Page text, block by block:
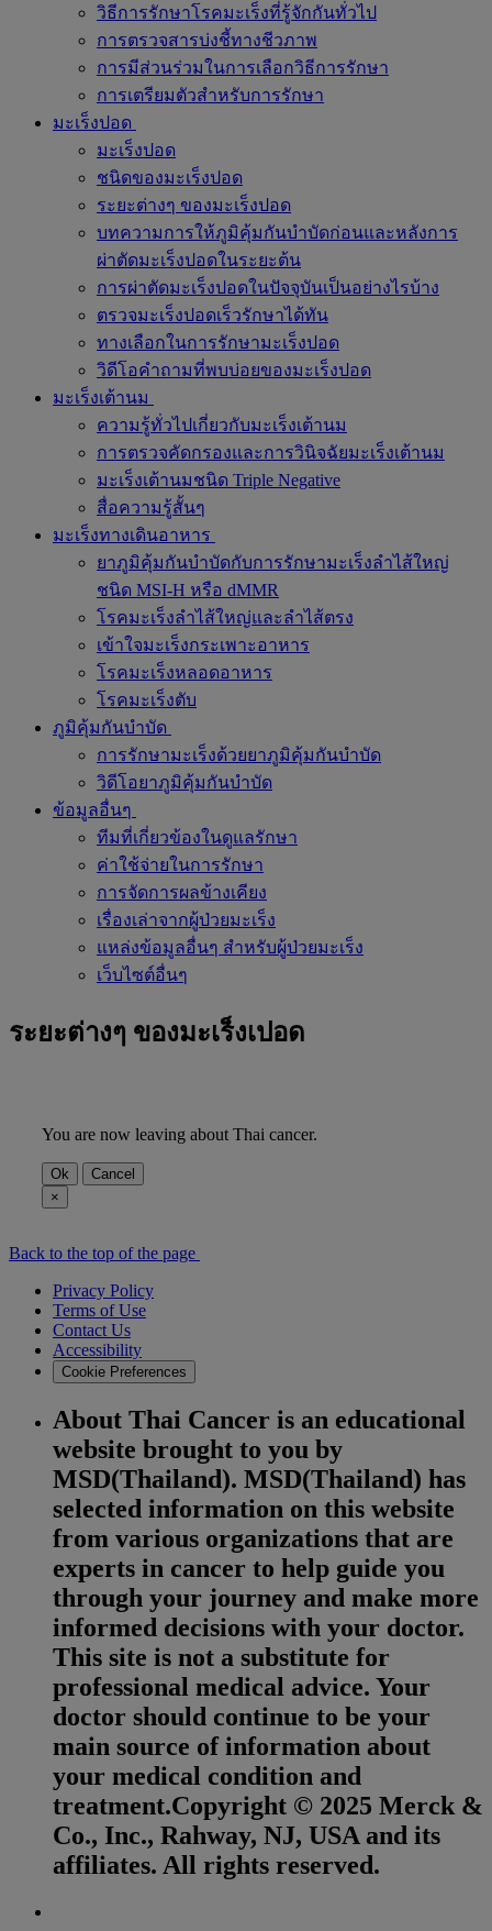
วิธีการรักษาโรคมะเร็งที่รู้จักกันทั่วไป
การตรวจสารบ่งชี้ทางชีวภาพ
การมีส่วนร่วมในการเลือกวิธีการรักษา
การเตรียมตัวสำหรับการรักษา
มะเร็งปอด
มะเร็งปอด
ชนิดของมะเร็งปอด
ระยะต่างๆ ของมะเร็งปอด
บทความการให้ภูมิคุ้มกันบำบัดก่อนและหลังการ
ผ่าตัดมะเร็งปอดในระยะต้น
การผ่าตัดมะเร็งปอดในปัจจุบันเป็นอย่างไรบ้าง
ตรวจมะเร็งปอดเร็วรักษาได้ทัน
ทางเลือกในการรักษามะเร็งปอด
วิดีโอคำถามที่พบบ่อยของมะเร็งปอด
มะเร็งเต้านม
ความรู้ทั่วไปเกี่ยวกับมะเร็งเต้านม
การตรวจคัดกรองและการวินิจฉัยมะเร็งเต้านม
มะเร็งเต้านมชนิด Triple Negative
สื่อความรู้สั้นๆ
มะเร็งทางเดินอาหาร
ยาภูมิคุ้มกันบำบัดกับการรักษามะเร็งลำไส้ใหญ่
ชนิด MSI-H หรือ dMMR
โรคมะเร็งลำไส้ใหญ่และลำไส้ตรง
เข้าใจมะเร็งกระเพาะอาหาร
โรคมะเร็งหลอดอาหาร
โรคมะเร็งตับ
ภูมิคุ้มกันบำบัด
การรักษามะเร็งด้วยยาภูมิคุ้มกันบำบัด
วิดีโอยาภูมิคุ้มกันบำบัด
ข้อมูลอื่นๆ
ทีมที่เกี่ยวข้องในดูแลรักษา
ค่าใช้จ่ายในการรักษา
การจัดการผลข้างเคียง
เรื่องเล่าจากผู้ป่วยมะเร็ง
แหล่งข้อมูลอื่นๆ สำหรับผู้ป่วยมะเร็ง
เว็บไซต์อื่นๆ
ระยะต่างๆ ของมะเร็งเปอด
You are now leaving about Thai cancer.
Ok
Cancel
×
Back to the top of the page
Privacy Policy
Terms of Use
Contact Us
Accessibility
Cookie Preferences
About Thai Cancer is an educational
website brought to you by
MSD(Thailand). MSD(Thailand) has
selected information on this website
from various organizations that are
experts in cancer to help guide you
through your journey and make more
informed decisions with your doctor.
This site is not a substitute for
professional medical advice. Your
doctor should continue to be your
main source of information about
your medical condition and
treatment.Copyright © 2025 Merck &
Co., Inc., Rahway, NJ, USA and its
affiliates. All rights reserved.